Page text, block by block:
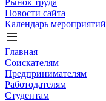
Рынок труда
Новости сайта
Календарь мероприятий
Главная
Соискателям
Предпринимателям
Работодателям
Студентам